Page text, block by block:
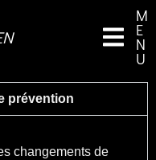
M
E
N
U
prévention
changements de